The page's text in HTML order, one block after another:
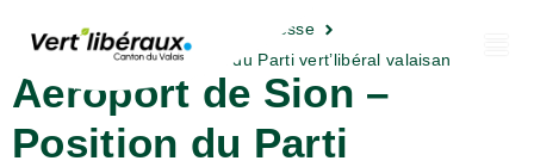
Actualités
Communiqués de presse
Aéroport de Sion – Position du Parti vert’libéral valaisan
Aéroport de Sion –
Position du Parti